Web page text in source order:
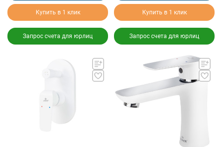
Купить в 1 клик
Запрос счета для юрлиц
Купить в 1 клик
Запрос счета для юрлиц